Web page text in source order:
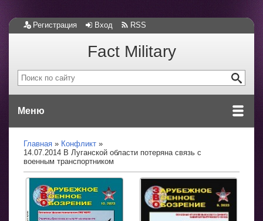
Регистрация Вход RSS
Fact Military
Меню
Главная
Конфликт
14.07.2014 В Луганской области потеряна связь с
военным транспортником